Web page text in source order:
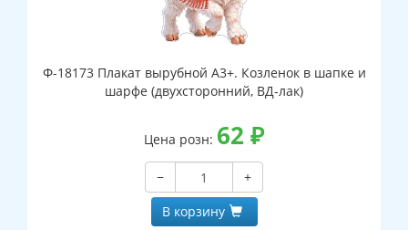
Ф-18173 Плакат вырубной А3+. Козленок в шапке и
шарфе (двухсторонний, ВД-лак)
Цена розн: 62 ₽
−
+
В корзину